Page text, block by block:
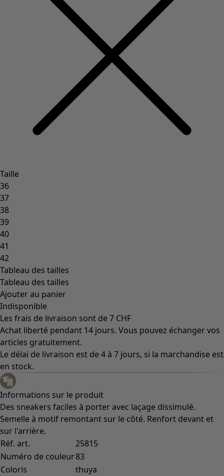
Taille
36
37
38
39
40
41
42
Tableau des tailles
Tableau des tailles
Ajouter au panier
Indisponible
Les frais de livraison sont de 7 CHF
Achat liberté pendant 14 jours. Vous pouvez échanger vos
articles gratuitement.
Le délai de livraison est de 4 à 7 jours, si la marchandise est
en stock.
Informations sur le produit
Des sneakers faciles à porter avec laçage dissimulé.
Semelle à motif remontant sur le côté. Renfort devant et
sur l'arrière.
Réf. art.
25815
Numéro de couleur83
Coloris
thuya